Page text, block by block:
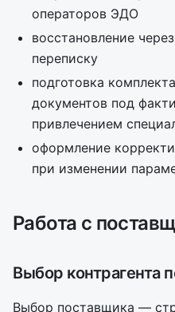
операторов ЭДО
восстановление
переписку
подготовка
документов под
привлечением
оформление
при изменении
Работа с
Выбор контрагента
Выбор поставщика —